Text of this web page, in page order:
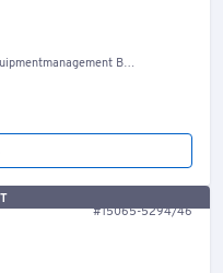
Bestand Container, Welt
#15065-5294/46